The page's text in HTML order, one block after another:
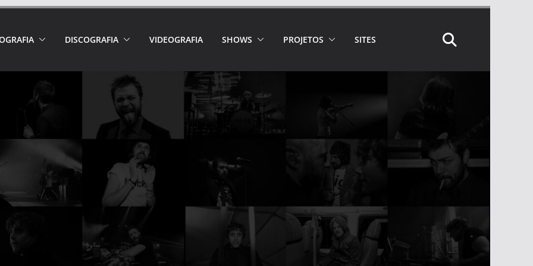
DISCOGRAFIA VIDEOGRAFIA SHOWS PROJETOS SITES